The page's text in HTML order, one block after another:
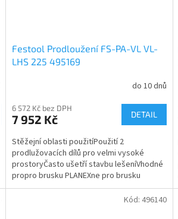
Festool Prodloužení FS-PA-VL VL-
LHS 225 495169
do 10 dnů
6 572 Kč bez DPH
7 952 Kč DETAIL
Stěžejní oblasti použitíPoužití 2
prodlužovacích dílů pro velmi vysoké
prostoryČasto ušetří stavbu lešeníVhodné
propro brusku PLANEXne pro brusku
PLANEX LHS 2 225 EQrychlé...
Kód: 496140